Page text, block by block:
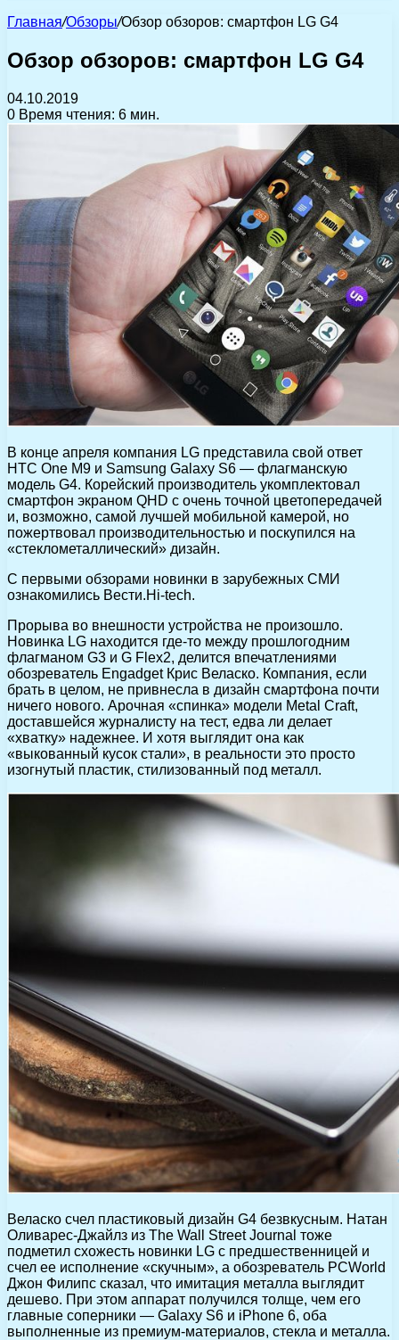
Главная/Обзоры/Обзор обзоров: смартфон LG G4
Обзор обзоров: смартфон LG G4
04.10.2019
0 Время чтения: 6 мин.
В конце апреля компания LG представила свой ответ
HTC One M9 и Samsung Galaxy S6 — флагманскую
модель G4. Корейский производитель укомплектовал
смартфон экраном QHD с очень точной цветопередачей
и, возможно, самой лучшей мобильной камерой, но
пожертвовал производительностью и поскупился на
«стеклометаллический» дизайн.
С первыми обзорами новинки в зарубежных СМИ
ознакомились Вести.Hi-tech.
Прорыва во внешности устройства не произошло.
Новинка LG находится где-то между прошлогодним
флагманом G3 и G Flex2, делится впечатлениями
обозреватель Engadget Крис Веласко. Компания, если
брать в целом, не привнесла в дизайн смартфона почти
ничего нового. Арочная «спинка» модели Metal Craft,
доставшейся журналисту на тест, едва ли делает
«хватку» надежнее. И хотя выглядит она как
«выкованный кусок стали», в реальности это просто
изогнутый пластик, стилизованный под металл.
Веласко счел пластиковый дизайн G4 безвкусным. Натан
Оливарес-Джайлз из The Wall Street Journal тоже
подметил схожесть новинки LG с предшественницей и
счел ее исполнение «скучным», а обозреватель PCWorld
Джон Филипс сказал, что имитация металла выглядит
дешево. При этом аппарат получился толще, чем его
главные соперники — Galaxy S6 и iPhone 6, оба
выполненные из премиум-материалов, стекла и металла.